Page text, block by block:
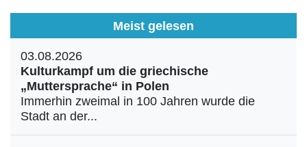
Meist gelesen
03.08.2026
Kulturkampf um die griechische
„Muttersprache“ in Polen
Immerhin zweimal in 100 Jahren wurde die
Stadt an der...